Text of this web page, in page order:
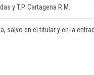
y T.P. Cartagena R.M.
en el titular y en la